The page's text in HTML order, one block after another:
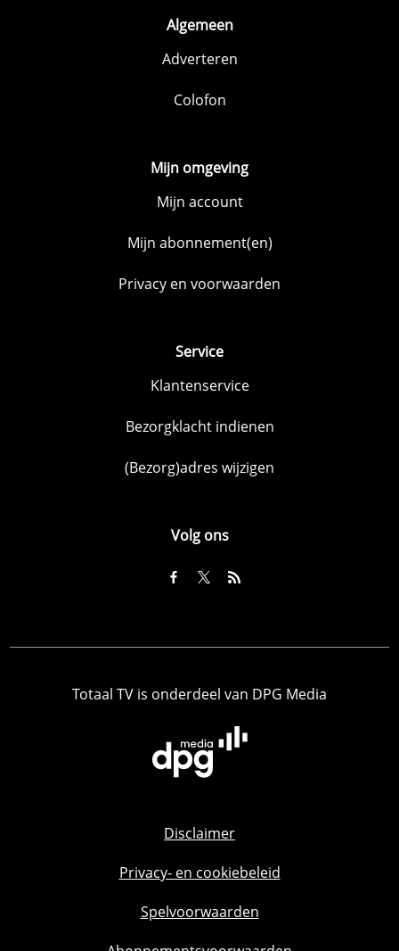
Algemeen
Adverteren
Colofon
Mijn omgeving
Mijn account
Mijn abonnement(en)
Privacy en voorwaarden
Service
Klantenservice
Bezorgklacht indienen
(Bezorg)adres wijzigen
Volg ons
Totaal TV is onderdeel van DPG Media
Disclaimer
Privacy- en cookiebeleid
Spelvoorwaarden